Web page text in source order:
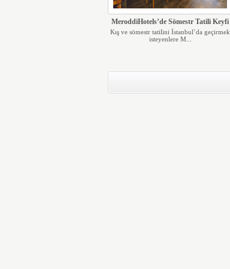
MeroddiHotels’de Sömestr Tatili Keyfi
Kış ve sömestr tatilini İstanbul’da geçirmek
isteyenlere M...